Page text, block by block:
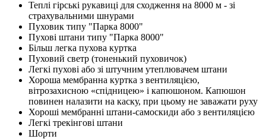
Теплі гірські рукавиці для сходження на 8000 м - зі
страхувальними шнурами
Пуховик типу "Парка 8000"
Пухові штани типу "Парка 8000"
Більш легка пухова куртка
Пуховий светр (тоненький пуховичок)
Легкі пухові або зі штучним утеплювачем штани
Хороша мембранна куртка з вентиляцією,
вітрозахисною «спідницею» і капюшоном. Капюшон
повинен налазити на каску, при цьому не заважати руху
Хороші мембранні штани-самоскиди або з вентиляцією
Легкі трекінгові штани
Шорти